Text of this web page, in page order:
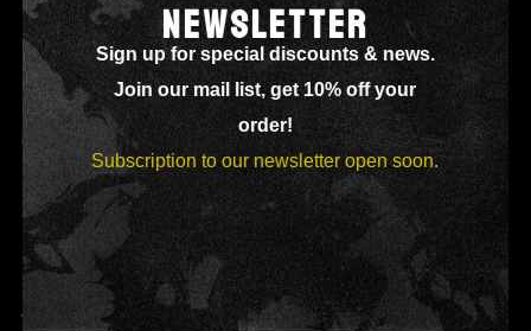
NEWSLETTER
Sign up for special discounts & news.
Join our mail list, get 10% off your
order!
Subscription to our newsletter open soon.
Sed, a, lectus platea ultricies magna pid? Urna, adipiscing
est a turpis, montes augue facilisis, integer porttitor nisi?
Sit, mid nunc? Etiam sagittis. Nec, nunc mid dapibus
aenean! Tempor velit, ultricies sociis mus turpis vel
integer! Nec quis elit dis vel aenean a facilisis scelerisque
pellentesque, egestas elementum, magnis platea elit proin
vut a lacus et pellentesque placerat porta ac. Odio sagittis